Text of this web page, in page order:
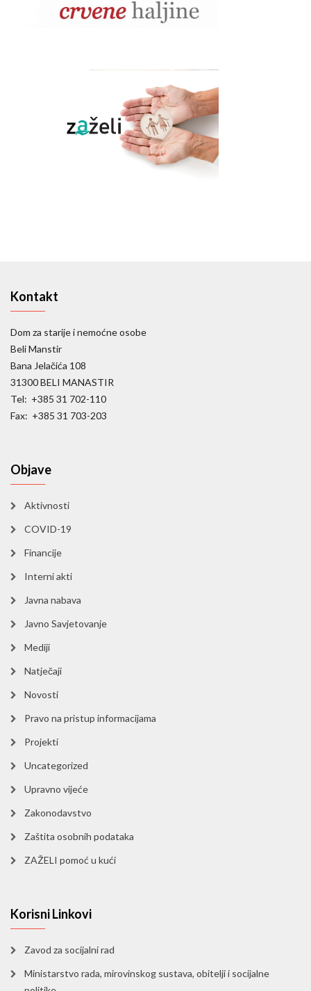
Kontakt
Dom za starije i nemoćne osobe
Beli Manstir
Bana Jelačića 108
31300 BELI MANASTIR
Tel: +385 31 702-110
Fax: +385 31 703-203
Objave
Aktivnosti
COVID-19
Financije
Interni akti
Javna nabava
Javno Savjetovanje
Mediji
Natječaji
Novosti
Pravo na pristup informacijama
Projekti
Uncategorized
Upravno vijeće
Zakonodavstvo
Zaštita osobnih podataka
ZAŽELI pomoć u kući
Korisni Linkovi
Zavod za socijalni rad
Ministarstvo rada, mirovinskog sustava, obitelji i socijalne